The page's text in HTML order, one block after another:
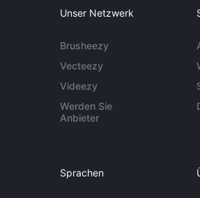
Unser Netzwerk
Brusheezy
Vecteezy
Videezy
Werden Sie
Anbieter
Sprachen